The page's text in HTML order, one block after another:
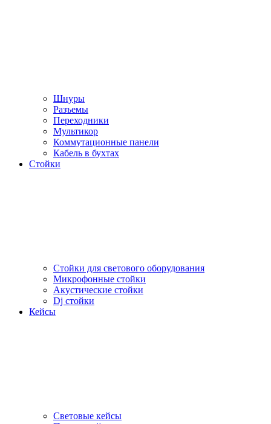
Шнуры
Разъемы
Переходники
Мультикор
Коммутационные панели
Кабель в бухтах
Стойки
Стойки для светового оборудования
Микрофонные стойки
Акустические стойки
Dj стойки
Кейсы
Световые кейсы